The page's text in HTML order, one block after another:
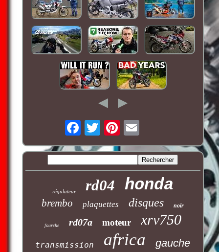
régulateur rd04 honda
brembo plaquettes disques noir
fourche rd07a moteur xrv750
transmission africa gauche